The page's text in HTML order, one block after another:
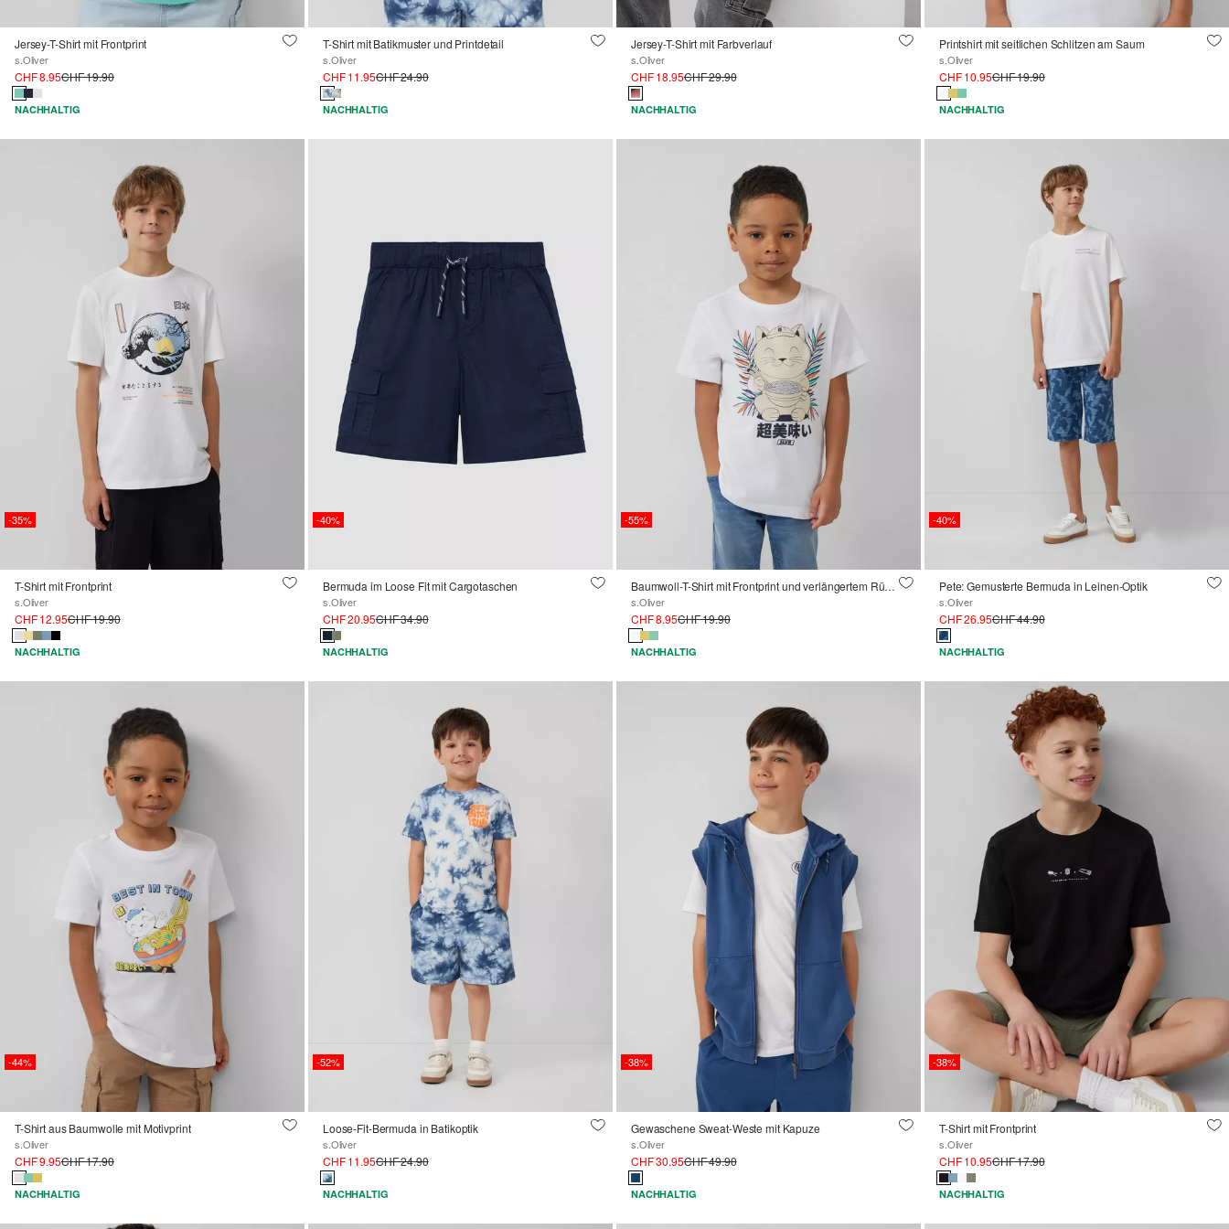
Jersey-T-Shirt mit Frontprint
s.Oliver
CHF 8.95CHF 19.90
NACHHALTIG
T-Shirt mit Batikmuster und Printdetail
s.Oliver
CHF 11.95CHF 24.90
NACHHALTIG
Jersey-T-Shirt mit Farbverlauf
s.Oliver
CHF 18.95CHF 29.90
NACHHALTIG
Printshirt mit seitlichen Schlitzen am Saum
s.Oliver
CHF 10.95CHF 19.90
NACHHALTIG
-35%
T-Shirt mit Frontprint
s.Oliver
CHF 12.95CHF 19.90
NACHHALTIG
-40%
Bermuda im Loose Fit mit Cargotaschen
s.Oliver
CHF 20.95CHF 34.90
NACHHALTIG
-55%
Baumwoll-T-Shirt mit Frontprint und verlängertem Rückenteil
s.Oliver
CHF 8.95CHF 19.90
NACHHALTIG
-40%
Pete: Gemusterte Bermuda in Leinen-Optik
s.Oliver
CHF 26.95CHF 44.90
NACHHALTIG
-44%
T-Shirt aus Baumwolle mit Motivprint
s.Oliver
CHF 9.95CHF 17.90
NACHHALTIG
-52%
Loose-Fit-Bermuda in Batikoptik
s.Oliver
CHF 11.95CHF 24.90
NACHHALTIG
-38%
Gewaschene Sweat-Weste mit Kapuze
s.Oliver
CHF 30.95CHF 49.90
NACHHALTIG
-38%
T-Shirt mit Frontprint
s.Oliver
CHF 10.95CHF 17.90
NACHHALTIG